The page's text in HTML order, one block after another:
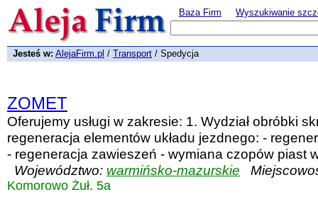
Baza Firm Wyszukiwanie
Jesteś w: AlejaFirm.pl / Transport / Spedycja
ZOMET
Oferujemy usługi w zakresie: 1. Wydział obróbki
regeneracja elementów układu jezdnego: -
- regeneracja zawieszeń - wymiana czopów piast
Województwo: warmińsko-mazurskie
Komorowo Żuł. 5a